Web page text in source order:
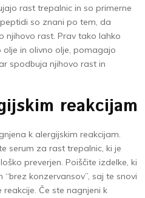
rast trepalnic in so primerne
so znani po tem, da
njihovo rast. Prav tako lahko
in olivno olje, pomagajo
spodbuja njihovo rast in
reakcijam
k alergijskim reakcijam.
serum za rast trepalnic, ki je
preverjen. Poiščite izdelke, ki
konzervansov”, saj te snovi
Če ste nagnjeni k